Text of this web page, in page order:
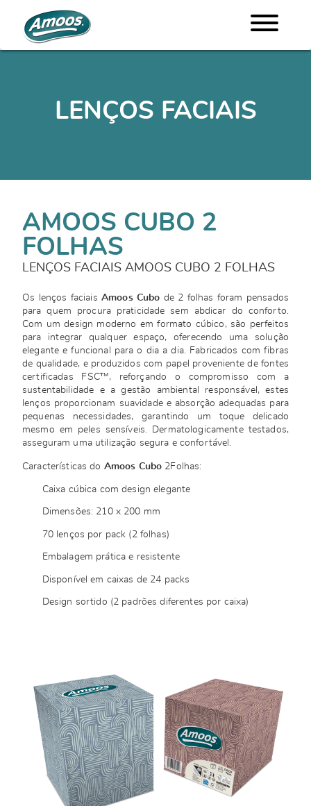
LENÇOS FACIAIS
AMOOS CUBO 2
FOLHAS
LENÇOS FACIAIS AMOOS CUBO 2 FOLHAS
Os lenços faciais Amoos Cubo de 2 folhas foram pensados
para quem procura praticidade sem abdicar do conforto.
Com um design moderno em formato cúbico, são perfeitos
para integrar qualquer espaço, oferecendo uma solução
elegante e funcional para o dia a dia. Fabricados com fibras
de qualidade, e produzidos com papel proveniente de fontes
certificadas FSC™, reforçando o compromisso com a
sustentabilidade e a gestão ambiental responsável, estes
lenços proporcionam suavidade e absorção adequadas para
pequenas necessidades, garantindo um toque delicado
mesmo em peles sensíveis. Dermatologicamente testados,
asseguram uma utilização segura e confortável.
Características do Amoos Cubo 2Folhas:
Caixa cúbica com design elegante
Dimensões: 210 x 200 mm
70 lenços por pack (2 folhas)
Embalagem prática e resistente
Disponível em caixas de 24 packs
Design sortido (2 padrões diferentes por caixa)